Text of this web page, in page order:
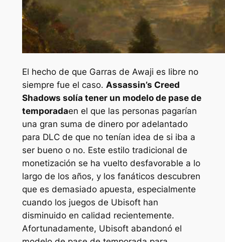
El hecho de que Garras de Awaji es libre no
siempre fue el caso. Assassin’s Creed
Shadows solía tener un modelo de pase de
temporadaen el que las personas pagarían
una gran suma de dinero por adelantado
para DLC de que no tenían idea de si iba a
ser bueno o no. Este estilo tradicional de
monetización se ha vuelto desfavorable a lo
largo de los años, y los fanáticos descubren
que es demasiado apuesta, especialmente
cuando los juegos de Ubisoft han
disminuido en calidad recientemente.
Afortunadamente, Ubisoft abandonó el